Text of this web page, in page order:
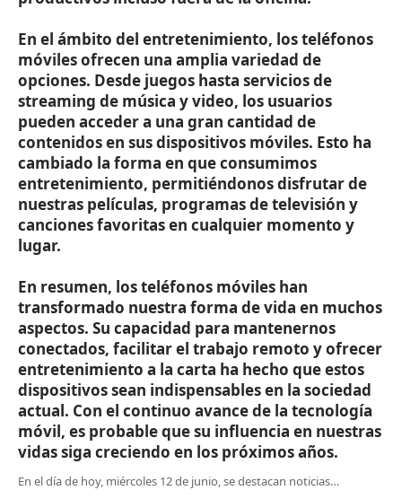
En el ámbito del entretenimiento, los teléfonos
móviles ofrecen una amplia variedad de
opciones. Desde juegos hasta servicios de
streaming de música y video, los usuarios
pueden acceder a una gran cantidad de
contenidos en sus dispositivos móviles. Esto ha
cambiado la forma en que consumimos
entretenimiento, permitiéndonos disfrutar de
nuestras películas, programas de televisión y
canciones favoritas en cualquier momento y
lugar.
En resumen, los teléfonos móviles han
transformado nuestra forma de vida en muchos
aspectos. Su capacidad para mantenernos
conectados, facilitar el trabajo remoto y ofrecer
entretenimiento a la carta ha hecho que estos
dispositivos sean indispensables en la sociedad
actual. Con el continuo avance de la tecnología
móvil, es probable que su influencia en nuestras
vidas siga creciendo en los próximos años.
En el día de hoy, miércoles 12 de junio, se destacan noticias…